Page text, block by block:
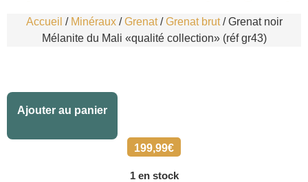
Accueil / Minéraux/Grenat/Grenat brut/ Grenat noir
Mélanite du Mali «qualité collection» (réf gr43)
199,99€
1 en stock
Ajouter au panier